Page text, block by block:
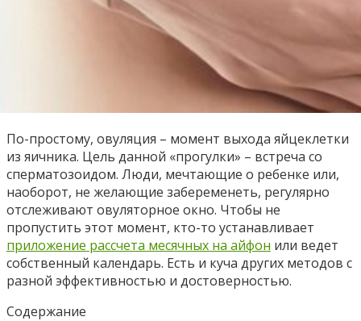
По-простому, овуляция – момент выхода яйцеклетки
из яичника. Цель данной «прогулки» – встреча со
сперматозоидом. Люди, мечтающие о ребенке или,
наоборот, не желающие забеременеть, регулярно
отслеживают овуляторное окно. Чтобы не
пропустить этот момент, кто-то устанавливает
приложение рассчета месячных на айфон или ведет
собственный календарь. Есть и куча других методов с
разной эффективностью и достоверностью.
Содержание